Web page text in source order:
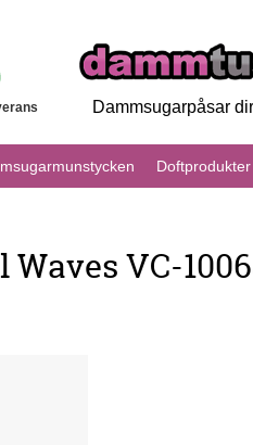
Dammsugarpåsar
Doftprodukter
VC-